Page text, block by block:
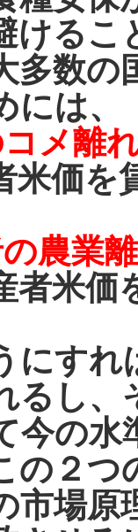
けるこ
多数の
は、
コメ離
米価を
農業
者米価
すれ
るし、
今の水
２つ
市場原